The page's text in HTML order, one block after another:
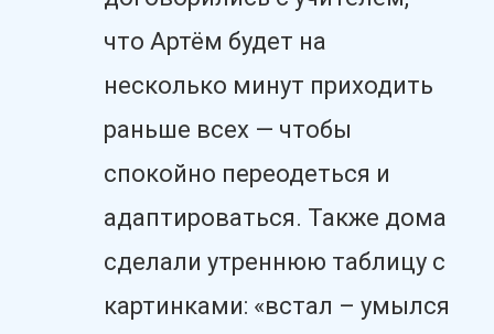
что Артём будет на
несколько минут приходить
раньше всех — чтобы
спокойно переодеться и
адаптироваться. Также дома
сделали утреннюю таблицу с
картинками: «встал – умылся